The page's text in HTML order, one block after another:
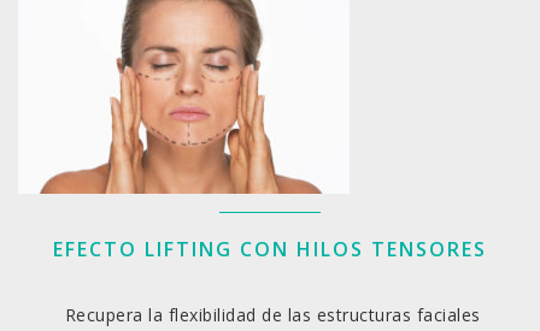
EFECTO LIFTING CON HILOS TENSORES
Recupera la flexibilidad de las estructuras faciales